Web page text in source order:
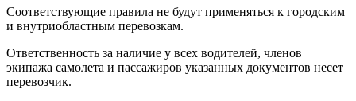
Соответствующие правила не будут применяться к городским
и внутриобластным перевозкам.
Ответственность за наличие у всех водителей, членов
экипажа самолета и пассажиров указанных документов несет
перевозчик.